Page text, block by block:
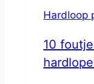
Hardloop
10